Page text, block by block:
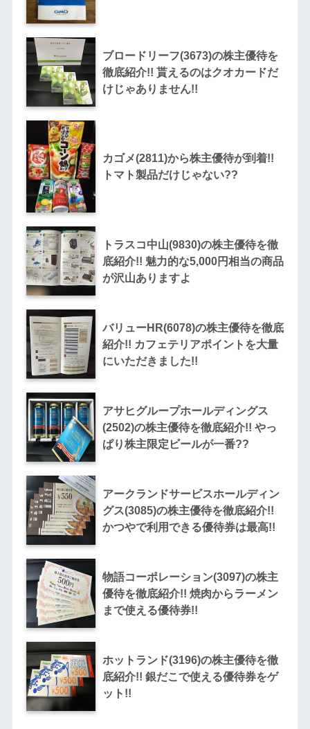
ブロードリーフ(3673)の株主優待を
徹底紹介!! 貰えるのはクオカードだ
けじゃありません!!
カゴメ(2811)から株主優待が到着!!
トマト製品だけじゃない??
トラスコ中山(9830)の株主優待を徹
底紹介!! 魅力的な5,000円相当の商品
が沢山ありますよ
バリューHR(6078)の株主優待を徹底
紹介!! カフェテリアポイントを大量
にいただきました!!
アサヒグループホールディングス
(2502)の株主優待を徹底紹介!! やっ
ぱり株主限定ビールが一番??
アークランドサービスホールディン
グス(3085)の株主優待を徹底紹介!!
かつやで利用できる優待券は最高!!
物語コーポレーション(3097)の株主
優待を徹底紹介!! 焼肉からラーメン
まで使える優待券!!
ホットランド(3196)の株主優待を徹
底紹介!! 銀だこで使える優待券をゲ
ット!!